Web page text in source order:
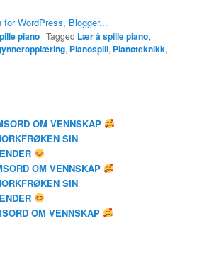
piano |Tagged Lær å spille piano,
, Pianospill, Pianoteknikk,
OM VENNSKAP
SIN
OM VENNSKAP
SIN
OM VENNSKAP